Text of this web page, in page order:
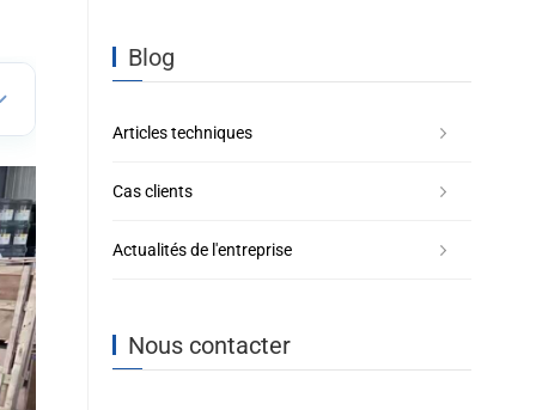
Blog
Articles techniques
Cas clients
Actualités de l'entreprise
Nous contacter